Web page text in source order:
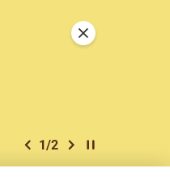
上一个
1/2 下一个开始/暂停幻灯
关闭特別通告